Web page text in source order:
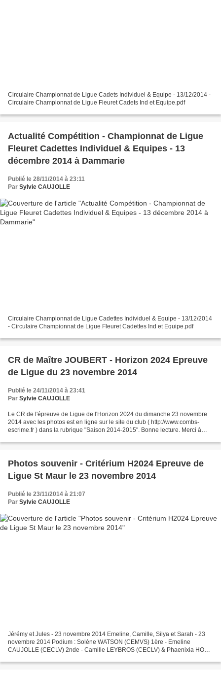
Circulaire Championnat de Ligue Cadets Individuel & Equipe - 13/12/2014 -
Circulaire Championnat de Ligue Fleuret Cadets Ind et Equipe.pdf
Actualité Compétition - Championnat de Ligue
Fleuret Cadettes Individuel & Equipes - 13
décembre 2014 à Dammarie
Publié le 28/11/2014 à 23:11
Par Sylvie CAUJOLLE
Circulaire Championnat de Ligue Cadettes Individuel & Equipe - 13/12/2014
- Circulaire Championnat de Ligue Fleuret Cadettes Ind et Equipe.pdf
CR de Maître JOUBERT - Horizon 2024 Epreuve
de Ligue du 23 novembre 2014
Publié le 24/11/2014 à 23:41
Par Sylvie CAUJOLLE
Le CR de l'épreuve de Ligue de l'Horizon 2024 du dimanche 23 novembre
2014 avec les photos est en ligne sur le site du club ( http://www.combs-
escrime.fr ) dans la rubrique "Saison 2014-2015". Bonne lecture. Merci à
Photos souvenir - Critérium H2024 Epreuve de
Ligue St Maur le 23 novembre 2014
Publié le 23/11/2014 à 21:07
Par Sylvie CAUJOLLE
Jérémy et Jules - 23 novembre 2014 Emeline, Camille, Silya et Sarah - 23
novembre 2014 Podium : Solène WATSON (CEMVS) 1ère - Emeline
CAUJOLLE (CECLV) 2nde - Camille LEYBROS (CECLV) & Phaenixia HONG